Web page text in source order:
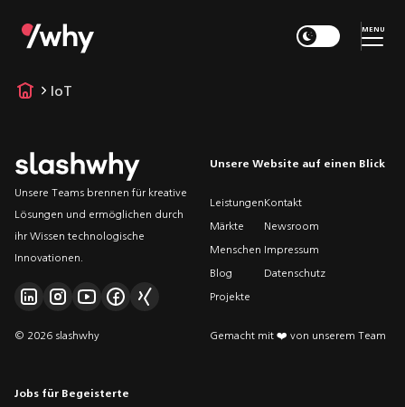
MENU
IoT
Unsere Teams brennen für kreative
Lösungen und ermöglichen durch
ihr Wissen technologische
Innovationen.
© 2026 slashwhy
Unsere Website auf einen Blick
Leistungen
Märkte
Menschen
Blog
Projekte
Kontakt
Newsroom
Impressum
Datenschutz
Gemacht mit ❤️ von unserem Team
Jobs für Begeisterte